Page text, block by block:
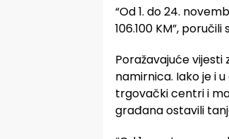
“Od 1. do 24.
106.100 KM”,
Poražavajuće vijesti
namirnica. Iako je i
trgovački centri i
građana ostavili